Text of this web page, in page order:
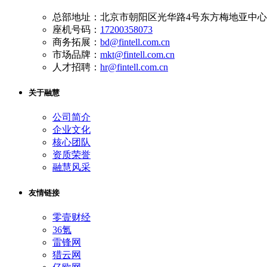
总部地址：北京市朝阳区光华路4号东方梅地亚中
座机号码： 17200358073
商务拓展： bd@fintell.com.cn
市场品牌： mkt@fintell.com.cn
人才招聘： hr@fintell.com.cn
关于融慧
公司简介
企业文化
核心团队
资质荣誉
融慧风采
友情链接
零壹财经
36氪
雷锋网
猎云网